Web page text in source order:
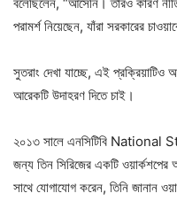
পরামর্শ নিয়েছেন, যাঁরা সরকারের
সুতরাং দেখা যাচ্ছে, এই
আরেকটি উদাহরণ দিতে চাই।
২০১৩ সালে এনসিটিবি
জন্য তিন সিরিজের একটি
সাথে যোগাযোগ করেন, তিনি জানান